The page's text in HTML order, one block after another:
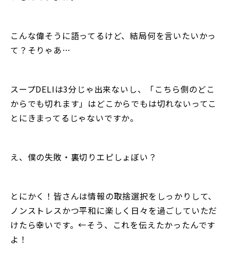
こんな偉そうに語ってるけど、結局何を言いたいかっ
て？そりゃあ…
スープDELIは3分じゃ出来ないし、「こちら側のどこ
からでも切れます」はどこからでもは切れないってこ
とにきまってるじゃないですか。
え、僕の失敗・裏切りエピしょぼい？
とにかく！皆さんは情報の取捨選択をしっかりして、
ノンストレスかつ平和に楽しく日々を過ごしていただ
けたら幸いです。←そう、これを伝えたかったんです
よ！